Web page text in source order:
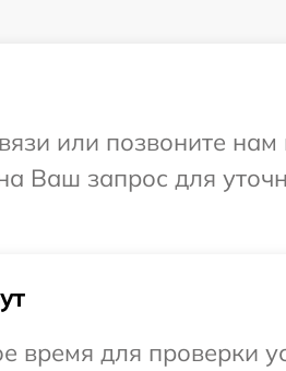
или позвоните
Ваш запрос для
время для проверки